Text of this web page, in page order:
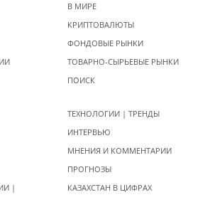
В МИРЕ
КРИПТОВАЛЮТЫ
ФОНДОВЫЕ РЫНКИ
ТОВАРНО-СЫРЬЕВЫЕ РЫНКИ
ПОИСК
|
ТЕХНОЛОГИИ | ТРЕНДЫ
ИНТЕРВЬЮ
МНЕНИЯ И КОММЕНТАРИИ
ПРОГНОЗЫ
КАЗАХСТАН В ЦИФРАХ